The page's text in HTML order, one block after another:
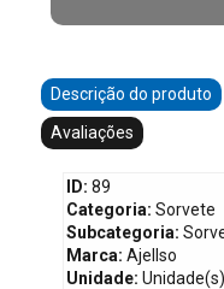
Descrição do produto
Avaliações
ID: 89
Categoria: Sorvete
Subcategoria:
Marca: Ajellso
Unidade: Unidade(s)